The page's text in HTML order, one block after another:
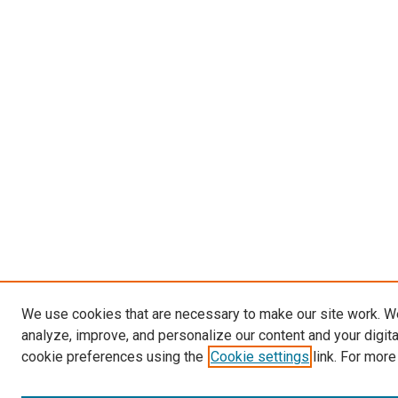
We use cookies that are necessary to make our site work.
analyze, improve, and personalize our content and your
cookie preferences using the Cookie settings link. For